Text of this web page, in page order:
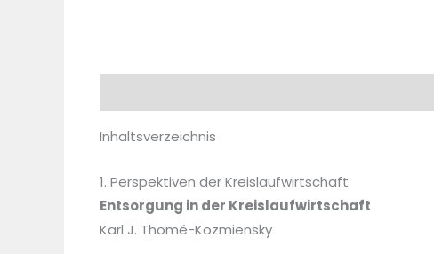
Inhaltsverzeichnis
1. Perspektiven der Kreislaufwirtschaft
Entsorgung in der Kreislaufwirtschaft
Karl J. Thomé-Kozmiensky